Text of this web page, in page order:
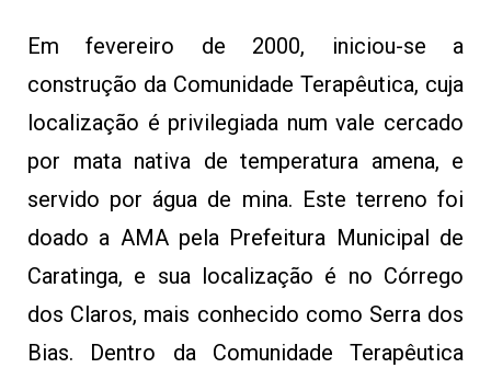
Em fevereiro de 2000, iniciou-se a
construção da Comunidade Terapêutica, cuja
localização é privilegiada num vale cercado
por mata nativa de temperatura amena, e
servido por água de mina. Este terreno foi
doado a AMA pela Prefeitura Municipal de
Caratinga, e sua localização é no Córrego
dos Claros, mais conhecido como Serra dos
Bias. Dentro da Comunidade Terapêutica